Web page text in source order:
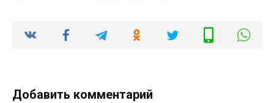
Добавить комментарий